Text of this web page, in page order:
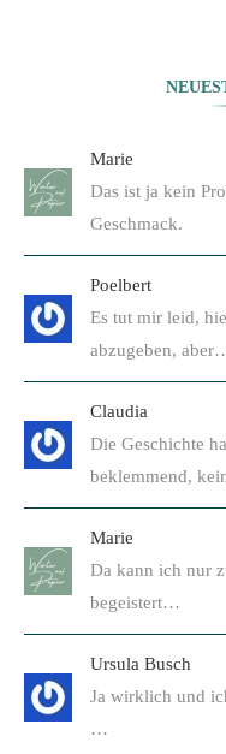
Marie
Das ist ja kein
Geschmack.
Poelbert
Es tut mir leid,
abzugeben,
Claudia
Die Geschichte
beklemmend,
Marie
Da kann ich nur
begeistert…
Ursula Busch
Ja wirklich und
…